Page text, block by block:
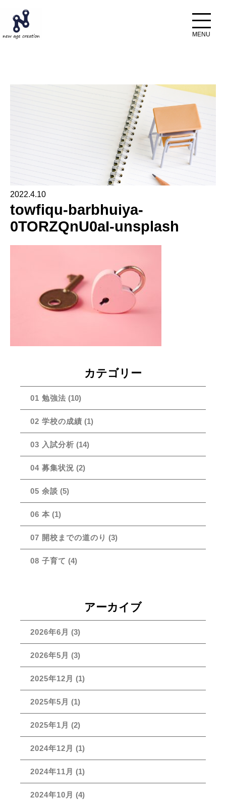
ホーム
towfiqu-barbhuiya-0TORZQnU0aI-unsplash
2022.4.10
towfiqu-barbhuiya-
0TORZQnU0aI-unsplash
カテゴリー
01 勉強法 (10)
02 学校の成績 (1)
03 入試分析 (14)
04 募集状況 (2)
05 余談 (5)
06 本 (1)
07 開校までの道のり (3)
08 子育て (4)
アーカイブ
2026年6月 (3)
2026年5月 (3)
2025年12月 (1)
2025年5月 (1)
2025年1月 (2)
2024年12月 (1)
2024年11月 (1)
2024年10月 (4)